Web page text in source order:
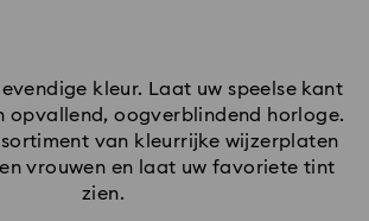
kleur. Laat uw speelse kant
opvallend, oogverblindend horloge.
van kleurrijke wijzerplaten
vrouwen en laat uw favoriete tint
zien.